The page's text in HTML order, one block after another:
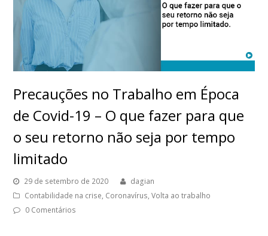
Precauções no Trabalho em Época
de Covid-19 – O que fazer para que
o seu retorno não seja por tempo
limitado
29 de setembro de 2020
dagian
Contabilidade na crise, Coronavírus,Volta ao trabalho
0 Comentários